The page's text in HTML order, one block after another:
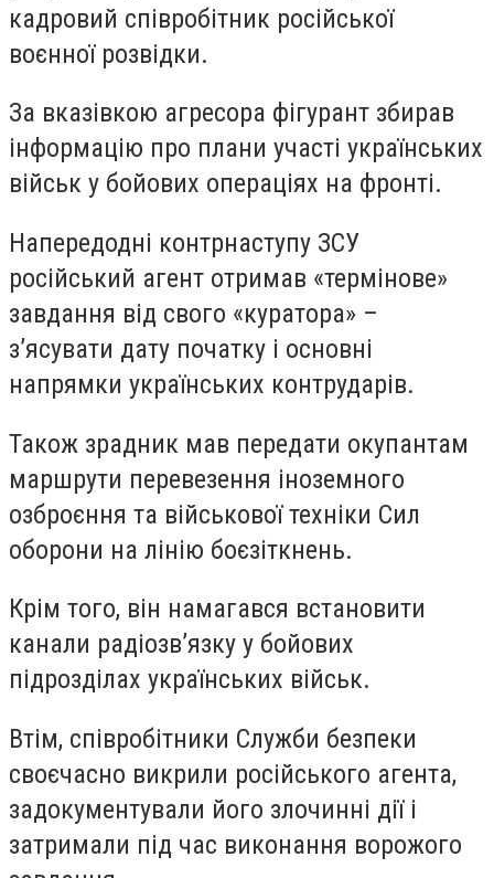
кадровий співробітник російської
воєнної розвідки.
За вказівкою агресора фігурант збирав
інформацію про плани участі українських
військ у бойових операціях на фронті.
Напередодні контрнаступу ЗСУ
російський агент отримав «термінове»
завдання від свого «куратора» –
з’ясувати дату початку і основні
напрямки українських контрударів.
Також зрадник мав передати окупантам
маршрути перевезення іноземного
озброєння та військової техніки Сил
оборони на лінію боєзіткнень.
Крім того, він намагався встановити
канали радіозв’язку у бойових
підрозділах українських військ.
Втім, співробітники Служби безпеки
своєчасно викрили російського агента,
задокументували його злочинні дії і
затримали під час виконання ворожого